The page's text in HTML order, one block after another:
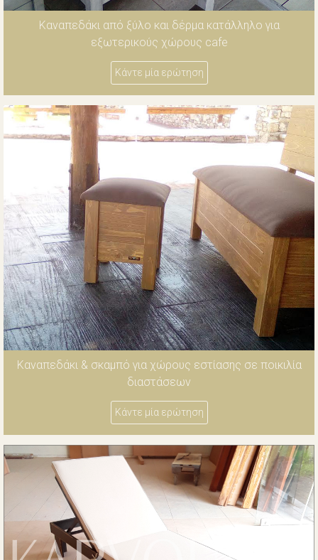
Καναπεδάκι από ξύλο και δέρμα κατάλληλο για
εξωτερικούς χώρους cafe
Κάντε μία ερώτηση
Καναπεδάκι & σκαμπό για χώρους εστίασης σε ποικιλία
διαστάσεων
Κάντε μία ερώτηση